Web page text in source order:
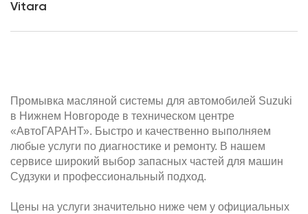
Vitara
Промывка масляной системы для автомобилей Suzuki
в Нижнем Новгороде в техническом центре
«АвтоГАРАНТ». Быстро и качественно выполняем
любые услуги по диагностике и ремонту. В нашем
сервисе широкий выбор запасных частей для машин
Судзуки и профессиональный подход.
Цены на услуги значительно ниже чем у официальных